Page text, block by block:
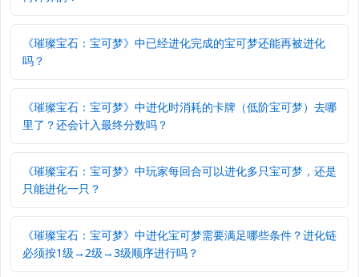
《璀璨宝石：宝可梦》中已经进化完成的宝可梦还能再被进化
吗？
《璀璨宝石：宝可梦》中进化时消耗的卡牌（低阶宝可梦）去哪
里了？还会计入最终分数吗？
《璀璨宝石：宝可梦》中玩家每回合可以进化多只宝可梦，还是
只能进化一只？
《璀璨宝石：宝可梦》中进化宝可梦需要满足哪些条件？进化链
必须按1级→2级→3级顺序进行吗？